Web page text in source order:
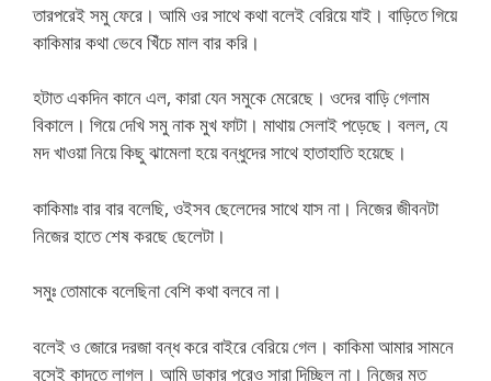
তারপরেই সমু ফেরে। আমি ওর সাথে কথা বলেই বেরিয়ে যাই। বাড়িতে গিয়ে
কাকিমার কথা ভেবে খিঁচে মাল বার করি।
হটাত একদিন কানে এল, কারা যেন সমুকে মেরেছে। ওদের বাড়ি গেলাম
বিকালে। গিয়ে দেখি সমু নাক মুখ ফাটা। মাথায় সেলাই পড়েছে। বলল, যে
মদ খাওয়া নিয়ে কিছু ঝামেলা হয়ে বন্ধুদের সাথে হাতাহাতি হয়েছে।
কাকিমাঃ বার বার বলেছি, ওইসব ছেলেদের সাথে যাস না। নিজের জীবনটা
নিজের হাতে শেষ করছে ছেলেটা।
সমুঃ তোমাকে বলেছিনা বেশি কথা বলবে না।
বলেই ও জোরে দরজা বন্ধ করে বাইরে বেরিয়ে গেল। কাকিমা আমার সামনে
বসেই কাদতে লাগল। আমি ডাকার পরেও সারা দিচ্ছিল না। নিজের মত